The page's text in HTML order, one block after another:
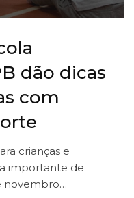
dão dicas
com
crianças e
importante de
novembro…